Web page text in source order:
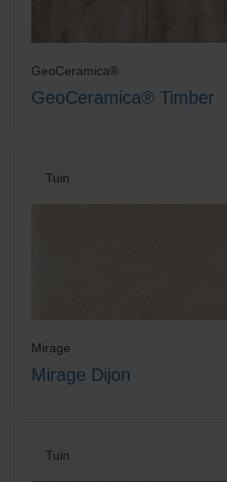
GeoCeramica®
GeoCeramica® Timber
Tuin
Mirage
Mirage Dijon
Tuin